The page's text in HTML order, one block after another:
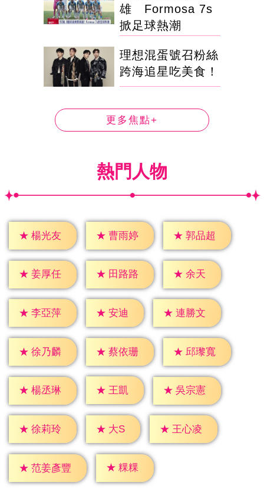
雄 Formosa 7s
掀足球熱潮
理想混蛋號召粉絲
跨海追星吃美食！
更多焦點+
熱門人物
★ 楊光友 ★ 曹雨婷 ★ 郭品超
★ 姜厚任 ★ 田路路 ★ 余天
★ 李亞萍 ★ 安迪 ★ 連勝文
★ 徐乃麟 ★ 蔡依珊 ★ 邱瓈寬
★ 楊丞琳 ★ 王凱 ★ 吳宗憲
★ 徐莉玲 ★ 大S ★ 王心凌
★ 范姜彥豐 ★ 粿粿